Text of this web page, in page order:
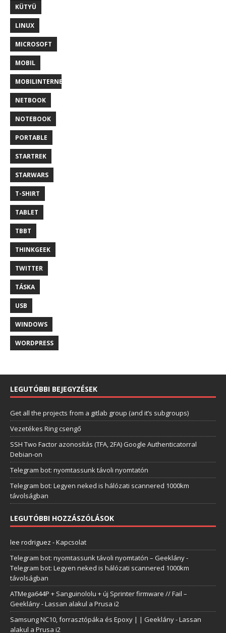
KÜTYÜ
LINUX
MICROSOFT
MOBIL
MOBILINTERNET
NETBOOK
NOTEBOOK
PORTABLE
STARTREK
STARWARS
T-SHIRT
TABLET
TBBT
THINKGEEK
TWITTER
TÁSKA
USB
WINDOWS
WORDPRESS
LEGUTÓBBI BEJEGYZÉSEK
Get all the projects from a gitlab group (and it’s subgroups)
Vezetékes Ring csengő
SSH Two Factor azonosítás (TFA, 2FA) Google Authenticatorral
Debian-on
Telegram bot: nyomtassunk távoli nyomtatón
Telegram bot: Legyen neked is hálózati scannered 1000km
távolságban
LEGUTÓBBI HOZZÁSZÓLÁSOK
lee rodriguez -Kapcsolat
Telegram bot: nyomtassunk távoli nyomtatón – Geeklány-
Telegram bot: Legyen neked is hálózati scannered 1000km
távolságban
ATMega644P + Sanguinololu + új Sprinter firmware // Fail –
Geeklány-Lassan alakul a Prusa i2
Samsung NC10, forrasztópáka és Epoxy | | Geeklány-Lassan
alakul a Prusa i2